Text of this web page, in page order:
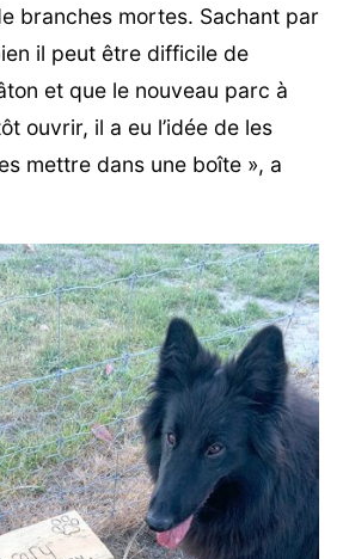
branches mortes. Sachant par
il peut être difficile de
et que le nouveau parc à
ouvrir, il a eu l’idée de les
mettre dans une boîte », a